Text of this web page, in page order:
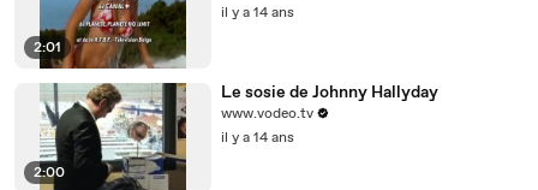
2:01
il y a 14 ans
2:00
Le sosie de Johnny Hallyday
www.vodeo.tv
il y a 14 ans